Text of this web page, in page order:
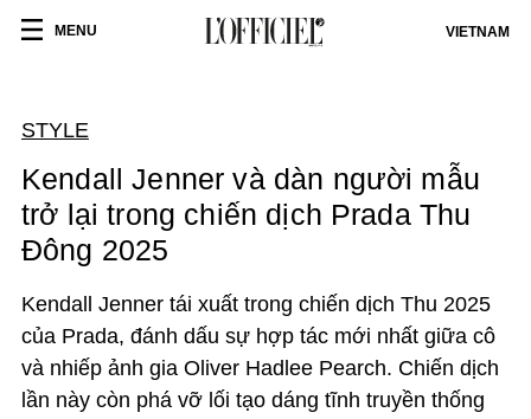
MENU VIETNAM
STYLE
Kendall Jenner và dàn người mẫu
trở lại trong chiến dịch Prada Thu
Đông 2025
Kendall Jenner tái xuất trong chiến dịch Thu 2025
của Prada, đánh dấu sự hợp tác mới nhất giữa cô
và nhiếp ảnh gia Oliver Hadlee Pearch. Chiến dịch
lần này còn phá vỡ lối tạo dáng tĩnh truyền thống